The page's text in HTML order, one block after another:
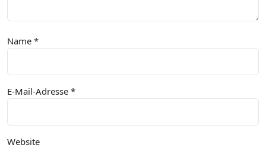
Name *
E-Mail-Adresse *
Website